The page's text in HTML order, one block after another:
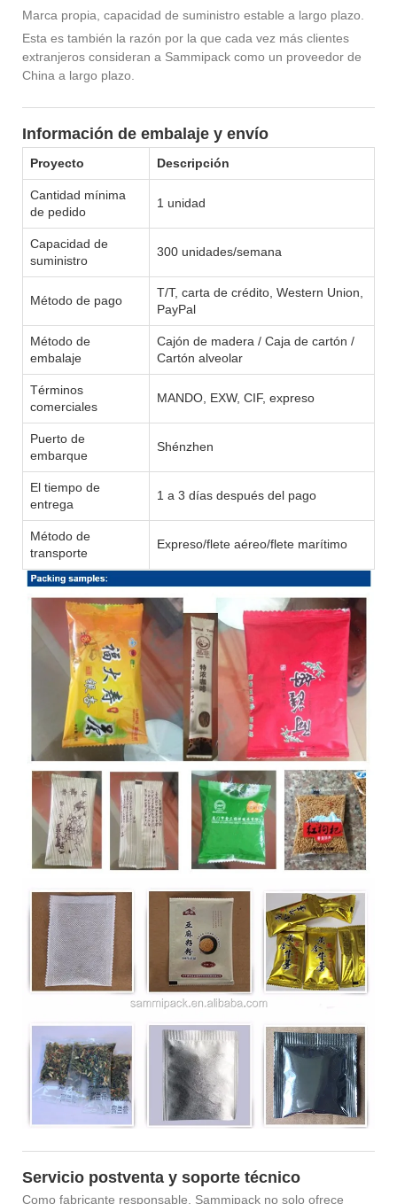
Marca propia, capacidad de suministro estable a largo plazo.
Esta es también la razón por la que cada vez más clientes
extranjeros consideran a Sammipack como un proveedor de
China a largo plazo.
Información de embalaje y envío
Proyecto Descripción
Cantidad mínima
de pedido
1 unidad
Capacidad de
suministro
300 unidades/semana
Método de pago
T/T, carta de crédito, Western Union,
PayPal
Método de
embalaje
Cajón de madera / Caja de cartón /
Cartón alveolar
Términos
comerciales
MANDO, EXW, CIF, expreso
Puerto de
embarque
Shénzhen
El tiempo de
entrega
1 a 3 días después del pago
Método de
transporte
Expreso/flete aéreo/flete marítimo
Servicio postventa y soporte técnico
Como fabricante responsable, Sammipack no solo ofrece